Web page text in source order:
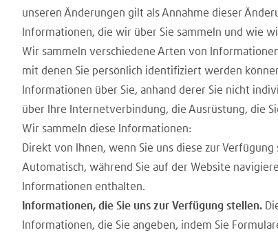
unseren Änderungen gilt als Annahme dieser
Informationen, die wir über Sie sammeln und wie
Wir sammeln verschiedene Arten von
mit denen Sie persönlich identifiziert werden
Informationen über Sie, anhand derer Sie nicht
über Ihre Internetverbindung, die Ausrüstung, die
Wir sammeln diese Informationen:
Direkt von Ihnen, wenn Sie uns diese zur Verfügung
Automatisch, während Sie auf der Website
Informationen enthalten.
Informationen, die Sie uns zur Verfügung stellen.
Informationen, die Sie angeben, indem Sie